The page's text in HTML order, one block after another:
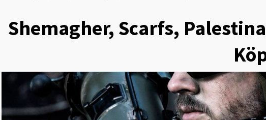
Shemagher, Scarfs,